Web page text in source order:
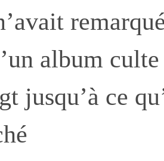
album culte
jusqu’à ce